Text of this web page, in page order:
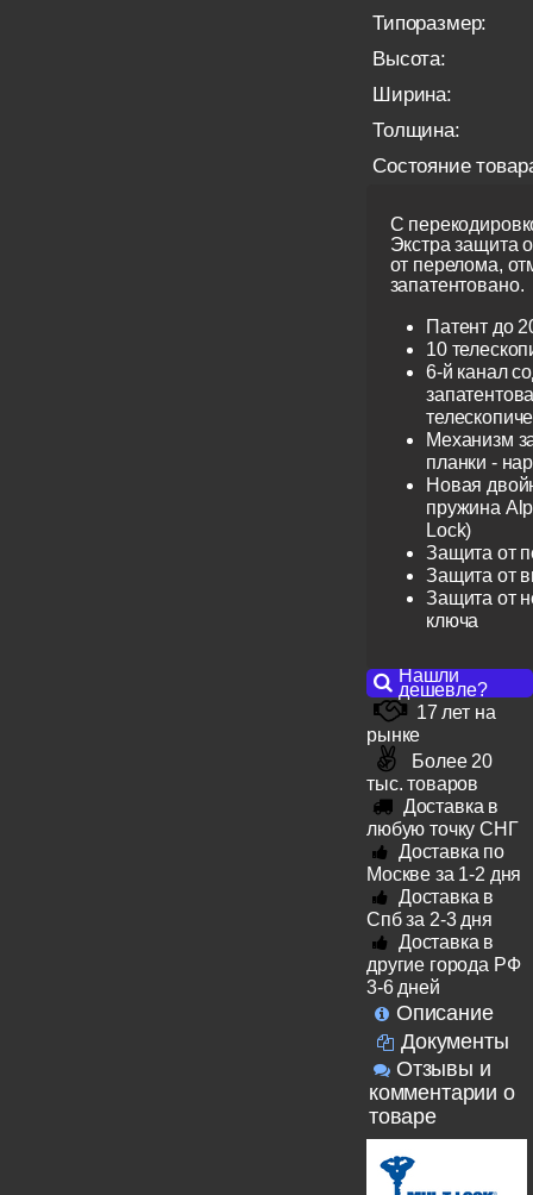
Типоразмер:
Высота:
Ширина:
Толщина:
Состояние
С
Экстра защита
от перелома,
запатентовано.
Патент до
10
6-й канал
Механизм
планки -
Новая
пружина
Lock)
Защита от
Защита от
Защита от
ключа
Нашли
дешевле?
17 лет на
рынке
Более 20
тыс. товаров
Доставка в
любую точку СНГ
Доставка по
Москве за 1-2 дня
Доставка в
Спб за 2-3 дня
Доставка в
другие города РФ
3-6 дней
Описание
Документы
Отзывы и
комментарии о
товаре